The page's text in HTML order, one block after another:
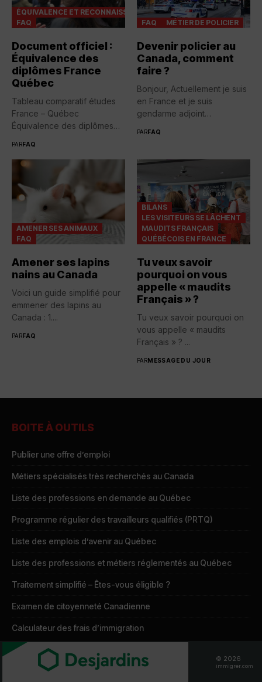
ÉQUIVALENCE ET RECONNAISSANCES
FAQ
Document officiel :
Équivalence des
diplômes France
Québec
Tableau comparatif études
France – Québec
Équivalence des diplômes
PARFAQ
FAQ MÉTIER DE POLICIER
Devenir policier au
Canada, comment
faire ?
Bonjour, Actuellement je suis
en France et je suis
gendarme adjoint
PARFAQ
AMENER SES ANIMAUX
FAQ
Amener ses lapins
nains au Canada
Voici un guide simplifié pour
emmener des lapins au
Canada : 1....
PARFAQ
BILANS
LES VISITEURS SE LÂCHENT
MAUDITS FRANÇAIS
QUÉBÉCOIS EN FRANCE
Tu veux savoir
pourquoi on vous
appelle « maudits
Français » ?
Tu veux savoir pourquoi on
vous appelle « maudits
Français » ? ...
PARMESSAGE DU JOUR
BOITE À OUTILS
Publier une offre d’emploi
Métiers spécialisés très recherchés au Canada
Liste des professions en demande au Québec
Programme régulier des travailleurs qualifiés (PRTQ)
Liste des emplois d’avenir au Québec
Liste des professions et métiers réglementés au Québec
Traitement simplifié – Êtes-vous éligible ?
Examen de citoyenneté Canadienne
Calculateur des frais d’immigration
IMMIGRER.COM © 2026
immigrer.com